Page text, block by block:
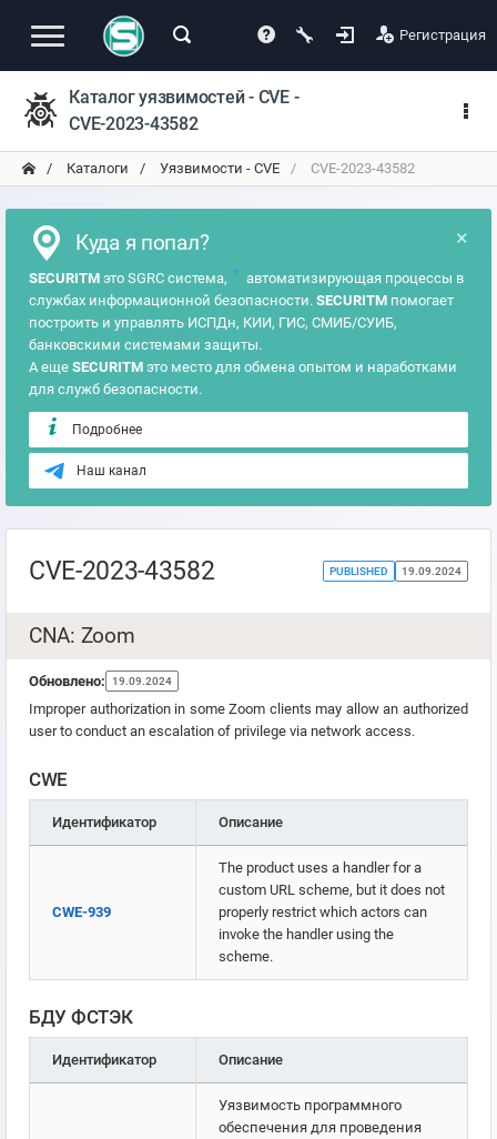
Регистрация
Каталог уязвимостей - CVE -
CVE-2023-43582
Каталоги Уязвимости - CVE CVE-2023-43582
×
Куда я попал?
SECURITM это SGRC система, ?
автоматизирующая процессы в
службах информационной безопасности. SECURITM помогает
построить и управлять ИСПДн, КИИ, ГИС, СМИБ/СУИБ,
банковскими системами защиты.
А еще SECURITM это место для обмена опытом и наработками
для служб безопасности.
Подробнее
Наш канал
CVE-2023-43582 PUBLISHED 19.09.2024
CNA: Zoom
Обновлено: 19.09.2024
Improper authorization in some Zoom clients may allow an authorized
user to conduct an escalation of privilege via network access.
CWE
Идентификатор Описание
CWE-939
The product uses a handler for a
custom URL scheme, but it does not
properly restrict which actors can
invoke the handler using the
scheme.
БДУ ФСТЭК
Идентификатор Описание
Уязвимость программного
обеспечения для проведения